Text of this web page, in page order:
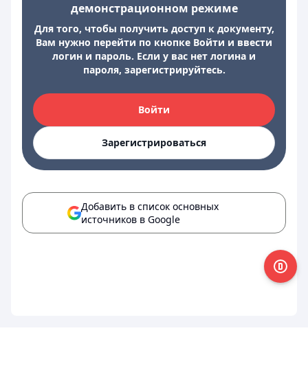
демонстрационном режиме
Для того, чтобы получить доступ к документу,
Вам нужно перейти по кнопке Войти и ввести
логин и пароль. Если у вас нет логина и
пароля, зарегистрируйтесь.
Войти
Зарегистрироваться
Добавить в список основных
источников в Google